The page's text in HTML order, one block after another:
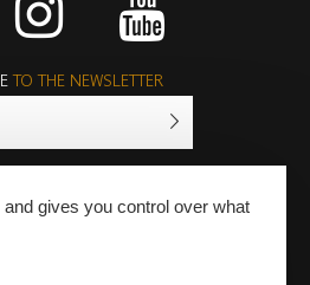
TO THE NEWSLETTER
gives you control over what